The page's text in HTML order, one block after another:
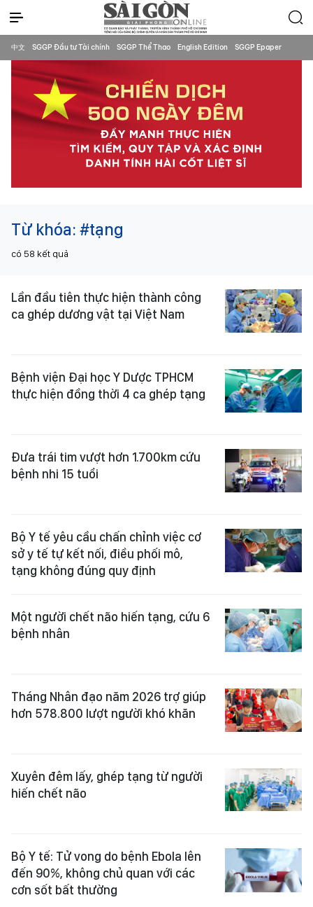
中文 SGGP Đầu tư Tài chính SGGP Thể Thao English Edition SGGP Epaper
Từ khóa: #tạng
có 58 kết quả
Lần đầu tiên thực hiện thành công
ca ghép dương vật tại Việt Nam
Bệnh viện Đại học Y Dược TPHCM
thực hiện đồng thời 4 ca ghép tạng
Đưa trái tim vượt hơn 1.700km cứu
bệnh nhi 15 tuổi
Bộ Y tế yêu cầu chấn chỉnh việc cơ
sở y tế tự kết nối, điều phối mô,
tạng không đúng quy định
Một người chết não hiến tạng, cứu 6
bệnh nhân
Tháng Nhân đạo năm 2026 trợ giúp
hơn 578.800 lượt người khó khăn
Xuyên đêm lấy, ghép tạng từ người
hiến chết não
Bộ Y tế: Tử vong do bệnh Ebola lên
đến 90%, không chủ quan với các
cơn sốt bất thường